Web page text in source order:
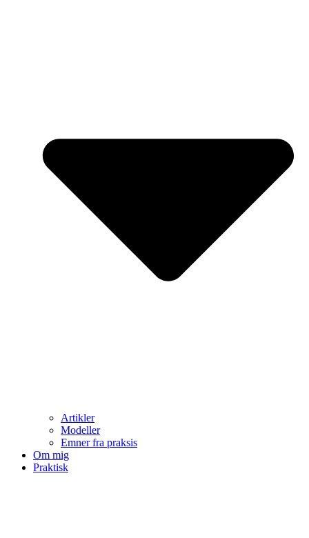
Artikler
Modeller
Emner fra praksis
Om mig
Praktisk